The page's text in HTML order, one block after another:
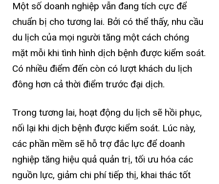
Một số doanh nghiệp vẫn đang tích cực để
chuẩn bị cho tương lai. Bởi có thể thấy, nhu cầu
du lịch của mọi người tăng một cách chóng
mặt mỗi khi tình hình dịch bệnh được kiểm soát.
Có nhiều điểm đến còn có lượt khách du lịch
đông hơn cả thời điểm trước đại dịch.
Trong tương lai, hoạt động du lịch sẽ hồi phục,
nối lại khi dịch bệnh được kiểm soát. Lúc này,
các phần mềm sẽ hỗ trợ đắc lực để doanh
nghiệp tăng hiệu quả quản trị, tối ưu hóa các
nguồn lực, giảm chi phí tiếp thị, khai thác tốt